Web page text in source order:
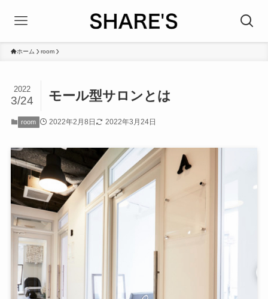
ホーム room
モール型サロンとは
2022
3/24
room 2022年2月8日 2022年3月24日